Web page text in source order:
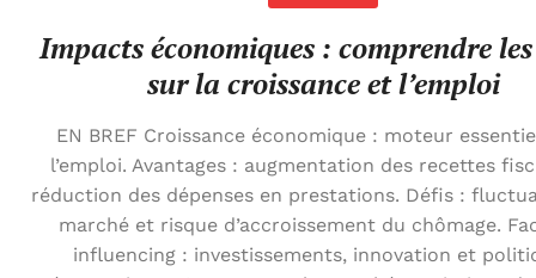
Impacts économiques : comprendre
sur la croissance et l’emploi
EN BREF Croissance économique : moteur
l’emploi. Avantages : augmentation des recettes
réduction des dépenses en prestations. Défis :
marché et risque d’accroissement du chômage.
influencing : investissements, innovation et